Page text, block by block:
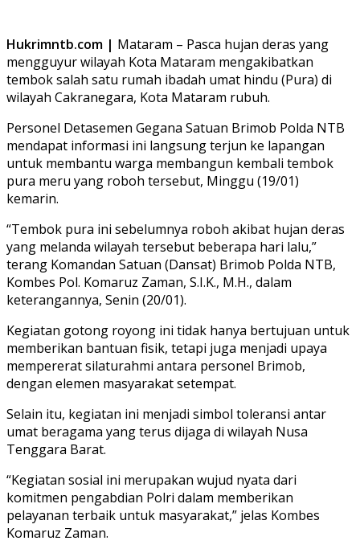
Hukrimntb.com | Mataram – Pasca hujan deras yang
mengguyur wilayah Kota Mataram mengakibatkan
tembok salah satu rumah ibadah umat hindu (Pura) di
wilayah Cakranegara, Kota Mataram rubuh.
Personel Detasemen Gegana Satuan Brimob Polda NTB
mendapat informasi ini langsung terjun ke lapangan
untuk membantu warga membangun kembali tembok
pura meru yang roboh tersebut, Minggu (19/01)
kemarin.
“Tembok pura ini sebelumnya roboh akibat hujan deras
yang melanda wilayah tersebut beberapa hari lalu,”
terang Komandan Satuan (Dansat) Brimob Polda NTB,
Kombes Pol. Komaruz Zaman, S.I.K., M.H., dalam
keterangannya, Senin (20/01).
Kegiatan gotong royong ini tidak hanya bertujuan untuk
memberikan bantuan fisik, tetapi juga menjadi upaya
mempererat silaturahmi antara personel Brimob,
dengan elemen masyarakat setempat.
Selain itu, kegiatan ini menjadi simbol toleransi antar
umat beragama yang terus dijaga di wilayah Nusa
Tenggara Barat.
“Kegiatan sosial ini merupakan wujud nyata dari
komitmen pengabdian Polri dalam memberikan
pelayanan terbaik untuk masyarakat,” jelas Kombes
Komaruz Zaman.